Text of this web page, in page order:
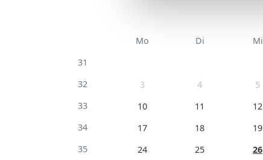
Mo
Di Mi
31
32
3 4 5
33
10 11 12
34
17 18 19
35
24 25 26